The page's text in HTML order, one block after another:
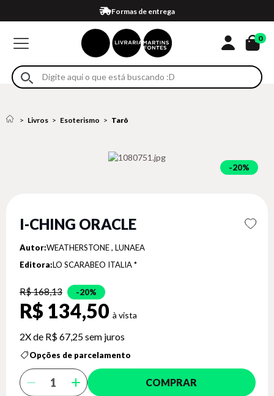
Formas de entrega
Compra 100% segura
Em até 4x sem juros no cartão*
Retire na loja
Eventos
0
Livros Esoterismo Tarô
20%
I-CHING ORACLE
Autor:WEATHERSTONE , LUNAEA
Editora:LO SCARABEO ITALIA *
R$ 168,13 20%
R$ 134,50
2X de R$ 67,25sem juros
Opções de parcelamento
COMPRAR